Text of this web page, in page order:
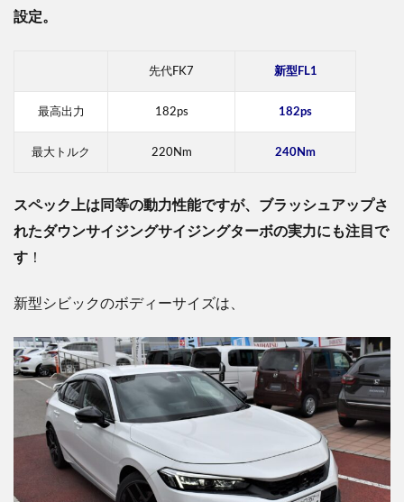
設定。
先代FK7 新型FL1
最高出力 182ps 182ps
最大トルク 220Nm 240Nm
スペック上は同等の動力性能ですが、ブラッシュアップさ
れたダウンサイジングサイジングターボの実力にも注目で
す ！
新型シビックのボディーサイズは、